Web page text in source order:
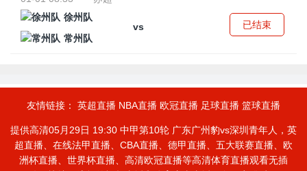
徐州队
vs
常州队
已结束
友情链接： 英超直播 NBA直播 欧冠直播 足球直播 篮球直播
提供高清05月29日 19:30 中甲第10轮 广东广州豹vs深圳青年人，英
超直播、在线法甲直播、CBA直播、德甲直播、五大联赛直播、欧
洲杯直播、世界杯直播、高清欧冠直播等高清体育直播观看无插